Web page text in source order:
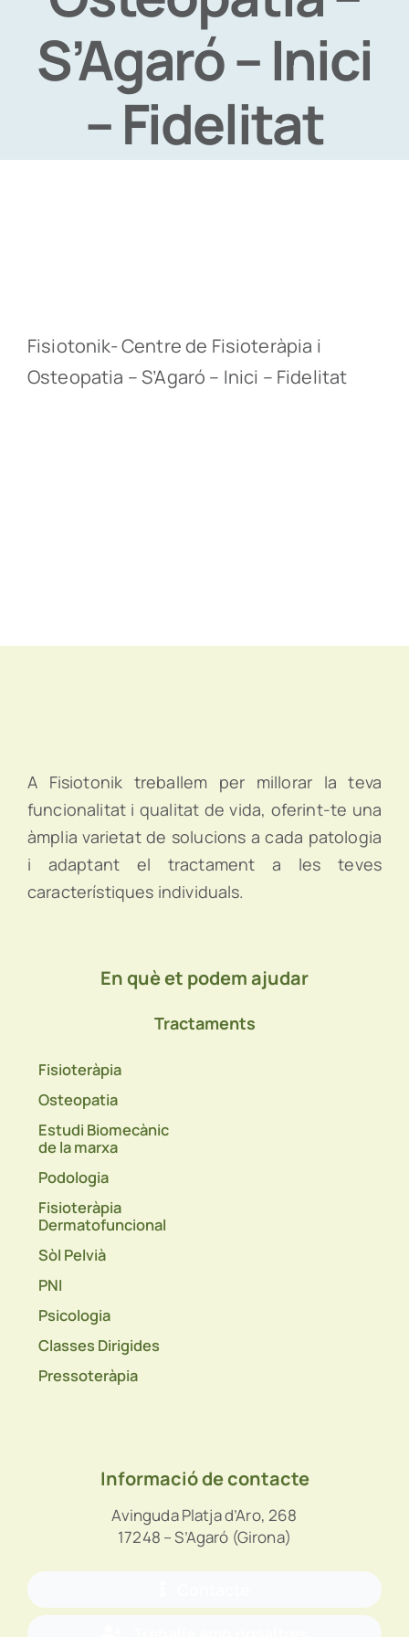
S’Agaró – Inici
– Fidelitat
Fisiotonik- Centre de Fisioteràpia i
Osteopatia – S’Agaró – Inici – Fidelitat
A Fisiotonik treballem per millorar la teva
funcionalitat i qualitat de vida, oferint-te una
àmplia varietat de solucions a cada patologia
i adaptant el tractament a les teves
característiques individuals.
En què et podem ajudar
Tractaments
Fisioteràpia
Osteopatia
Estudi Biomecànic
de la marxa
Podologia
Fisioteràpia
Dermatofuncional
Sòl Pelvià
PNI
Psicologia
Classes Dirigides
Pressoteràpia
Informació de contacte
Avinguda Platja d’Aro, 268
17248 – S’Agaró (Girona)